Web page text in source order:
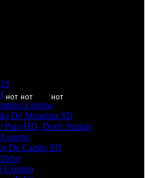
HOT
HOT
Externo
De Memória SD
Para HD, Dock Station
HOT
De Cartão SD
Externo